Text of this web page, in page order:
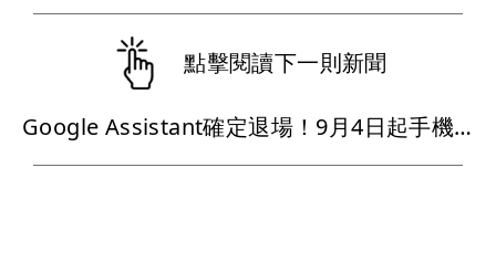
點擊閱讀下一則新聞
Google Assistant確定退場！9月4日起手機、手錶全面改用Gemini